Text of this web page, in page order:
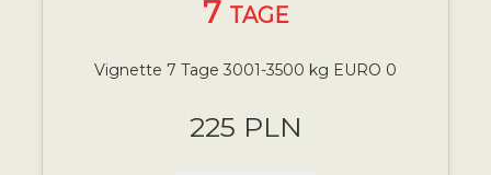
7 TAGE
Vignette 7 Tage 3001-3500 kg EURO 0
225 PLN